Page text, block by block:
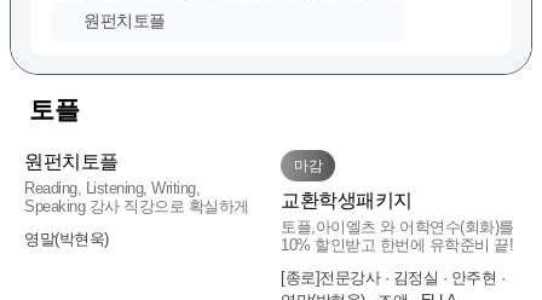
수 달성했습니다!! 약한 파트 더 집중적으로 준비
리딩 푸는 팁, 노트테이킹 하면서 듣기, 라이팅 작
모두 수업해주시고 도움 주셨어요.
수강생 스케줄 편의도 봐주시고 진심으로 대해주
시는게 보여서 정말 감사했습니다!! 영말쌤 덕분
에 단기간에 만족스러운 점수 받을 수 있었어요
원펀치토플
박사 지원 준비하고 있는 대학원생이고, 영어 시
수강할 수 있는 토플 학원을 찾게 되었습니다. 강
남 쪽은 이동이 부담돼 종로·신촌 위주로 알아봤
고, 대부분 학원이 2개월 이상 코스인 반면 이곳은
1개월 정규반 운영이 가능해 선택하게 되었습니
영말쌤 감사합니다 🤩
처음엔 토플이 어떤 시험인지도 전혀 모르는 상태
에서 무작정 몇 달 안에 점수를 만들어야 된다고
찾아갔었는데, 결국엔 노베에서 시작한지 두 달만
토플
원펀치토플
Reading, Listening, Writing,
Speaking 강사 직강으로 확실하게
영말(박현욱)
마감
교환학생패키지
토플,아이엘츠 와 어학연수(회화)를
10% 할인받고 한번에 유학준비 끝!
[종로]전문강사 · 김정실 · 안주현 ·